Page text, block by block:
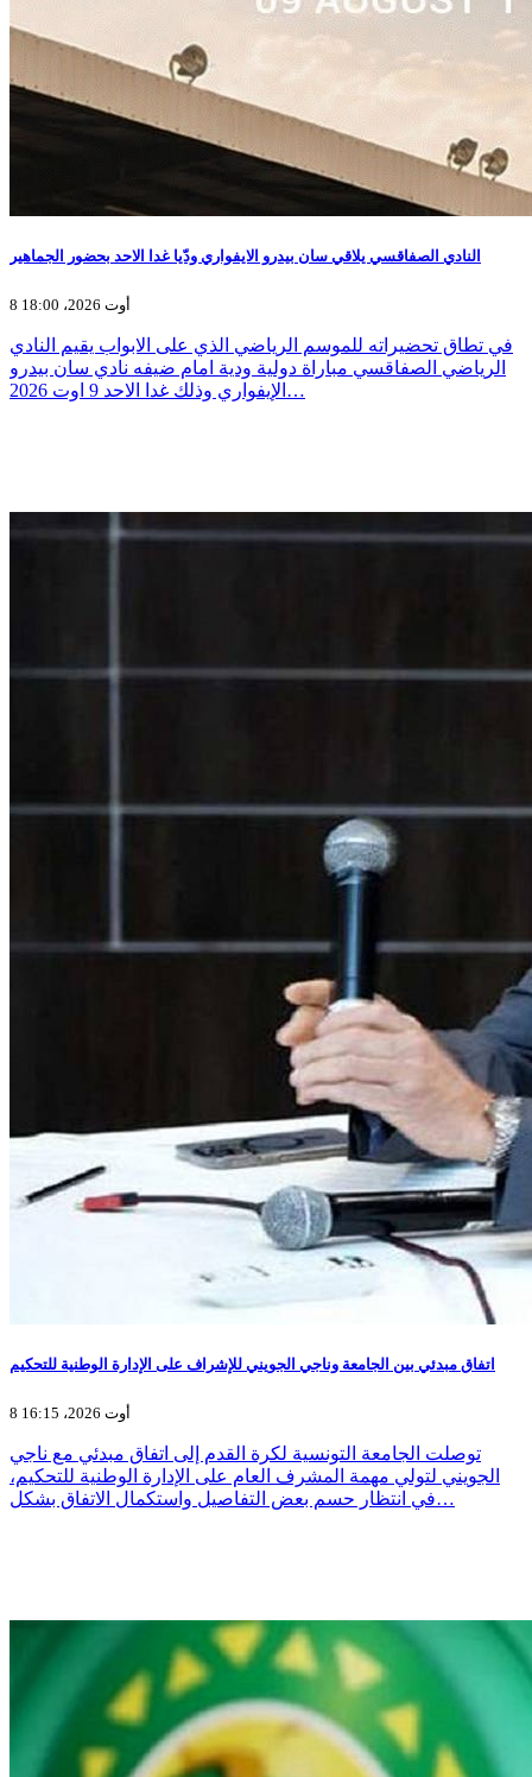
النادي الصفاقسي يلاقي سان بيدرو الايفواري ودّيا غدا الاحد بحضور الجماهير
8 أوت 2026، 18:00
في تطاق تحضيراته للموسم الرياضي الذي على الابواب يقيم النادي
الرياضي الصفاقسي مباراة دولية ودية امام ضيفه نادي سان بيدرو
الإيفواري وذلك غدا الاحد 9 اوت 2026…
اتفاق مبدئي بين الجامعة وناجي الجويني للإشراف على الإدارة الوطنية للتحكيم
8 أوت 2026، 16:15
توصلت الجامعة التونسية لكرة القدم إلى اتفاق مبدئي مع ناجي
الجويني لتولي مهمة المشرف العام على الإدارة الوطنية للتحكيم،
في انتظار حسم بعض التفاصيل واستكمال الاتفاق بشكل…